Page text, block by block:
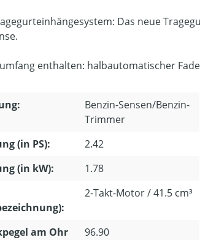
Das neue
enthalten: halbautomatischer
Benzin-Sensen/Benzin-
Trimmer
(in PS):
2.42
(in kW):
1.78
2-Takt-Motor / 41.5 cm³
am Ohr
96.90